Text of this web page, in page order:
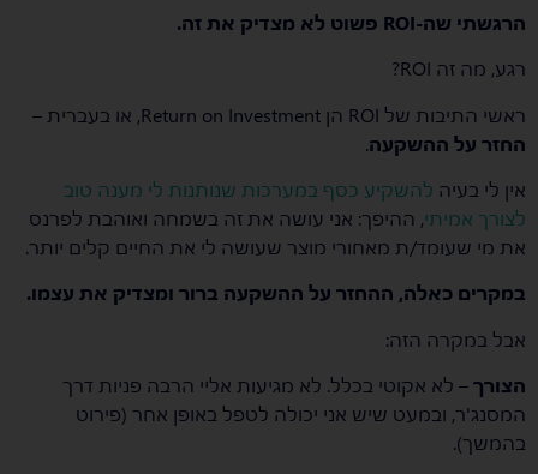
הרגשתי שה-ROI פשוט לא מצדיק את זה.
רגע, מה זה ROI?
ראשי התיבות של ROI הן Return on Investment, או בעברית –
החזר על ההשקעה.
אין לי בעיה להשקיע כסף במערכות שנותנות לי מענה טוב
לצורך אמיתי, ההיפך: אני עושה את זה בשמחה ואוהבת לפרנס
את מי שעומד/ת מאחורי מוצר שעושה לי את החיים קלים יותר.
במקרים כאלה, ההחזר על ההשקעה ברור ומצדיק את עצמו.
אבל במקרה הזה:
הצורך– לא אקוטי בכלל. לא מגיעות אליי הרבה פניות דרך
המסנג'ר, ובמעט שיש אני יכולה לטפל באופן אחר (פירוט
בהמשך).